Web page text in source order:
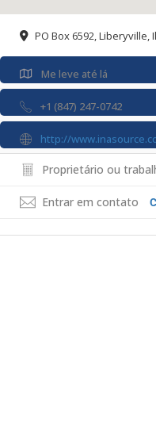
PO Box 6592, Liberyville,
Me leve até lá
+1 (847) 247-0742
http://
Proprietário ou
Entrar em contato